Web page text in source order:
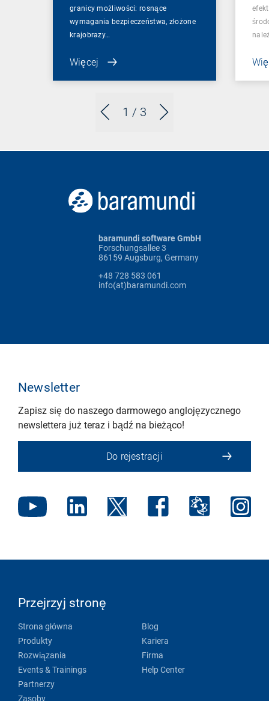
1 / 3
granicy możliwości: rosnące
wymagania bezpieczeństwa, złożone
krajobrazy…
Więcej
baramundi software GmbH
Forschungsallee 3
86159 Augsburg, Germany
+48 728 583 061
info(at)baramundi.com
Newsletter
Zapisz się do naszego darmowego anglojęzycznego
newslettera już teraz i bądź na bieżąco!
Do rejestracji
Przejrzyj stronę
Strona główna
Produkty
Rozwiązania
Events & Trainings
Partnerzy
Zasoby
Blog
Kariera
Firma
Help Center